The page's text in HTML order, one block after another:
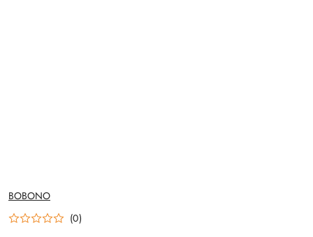
NAZWA
PRODUCENTA:
BOBONO
(0)